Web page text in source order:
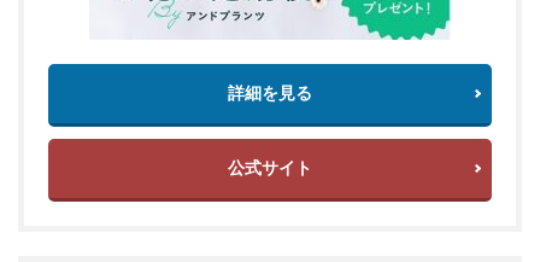
詳細を見る
公式サイト